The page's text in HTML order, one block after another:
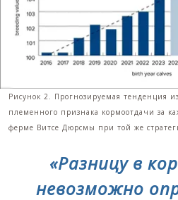
Рисунок 2. Прогнозируемая тенденция
племенного признака кормоотдачи за
ферме Витсе Дюрсмы при той же
«Разницу в
невозможно